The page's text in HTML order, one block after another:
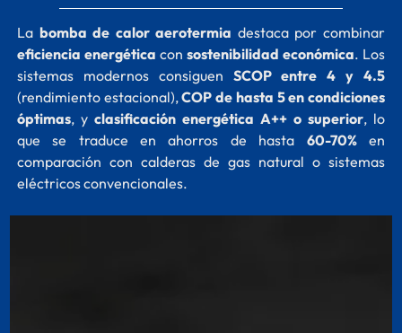
La bomba de calor aerotermia destaca por combinar
eficiencia energética con sostenibilidad económica. Los
sistemas modernos consiguen SCOP entre 4 y 4.5
(rendimiento estacional),COP de hasta 5 en condiciones
óptimas, y clasificación energética A++ o superior, lo
que se traduce en ahorros de hasta 60-70%en
comparación con calderas de gas natural o sistemas
eléctricos convencionales.